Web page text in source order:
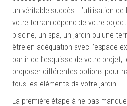
un véritable succès. L’utilisation de
votre terrain dépend de votre
piscine, un spa, un jardin ou une
être en adéquation avec l’espace
partir de l’esquisse de votre projet,
proposer différentes options pour
tous les éléments de votre jardin.
La première étape à ne pas